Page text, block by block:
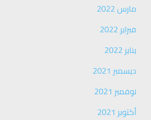
مارس 2022
فبراير 2022
يناير 2022
ديسمبر 2021
نوفمبر 2021
أكتوبر 2021